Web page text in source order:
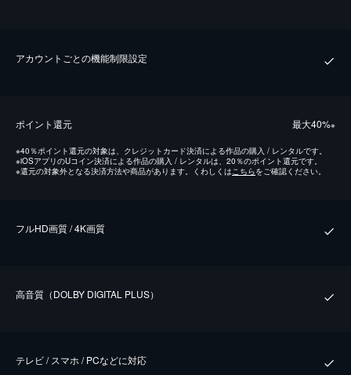
アカウントごとの機能制限設定
ポイント還元 最⼤40%※
※40％ポイント還元の対象は、クレジットカード決済による作品の購入 / レンタルです。
※iOSアプリのUコイン決済による作品の購入 / レンタルは、20％のポイント還元です。
※還元の対象外となる決済方法や商品があります。くわしくはこちらをご確認ください。
フルHD画質 / 4K画質
⾼⾳質（DOLBY DIGITAL PLUS）
テレビ / スマホ / PCなどに対応